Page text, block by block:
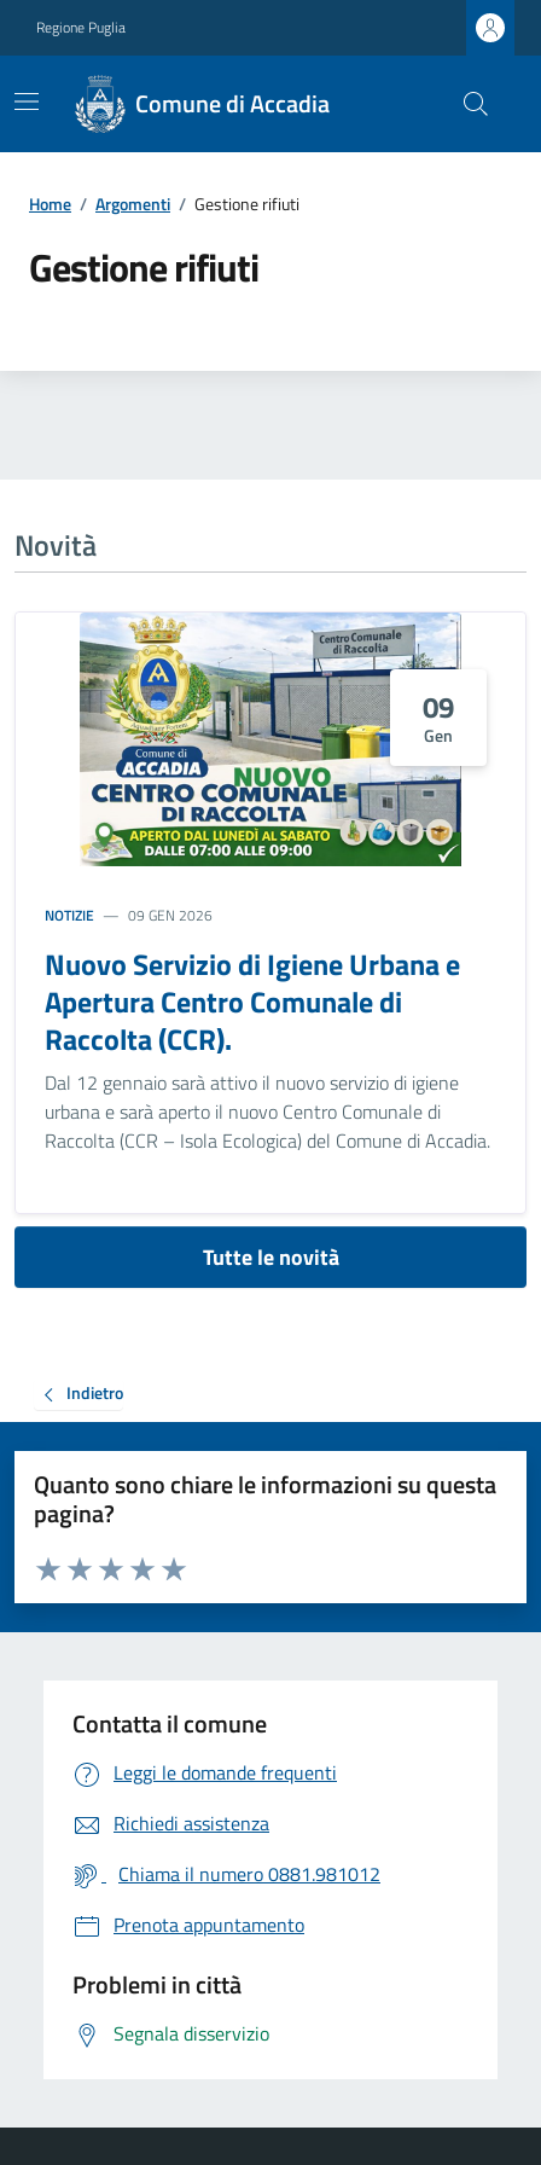
Regione Puglia
Comune di Accadia
Home / Argomenti / Gestione rifiuti
Gestione rifiuti
Novità
09
Gen
NOTIZIE 09 GEN 2026
Nuovo Servizio di Igiene Urbana e
Apertura Centro Comunale di
Raccolta (CCR).
Dal 12 gennaio sarà attivo il nuovo servizio di igiene
urbana e sarà aperto il nuovo Centro Comunale di
Raccolta (CCR – Isola Ecologica) del Comune di Accadia.
Tutte le novità
Indietro
Quanto sono chiare le informazioni su questa
pagina?
Valuta da 1 a 5 stelle la pagina
Valuta 5 stelle su 5
Valuta 4 stelle su 5
Valuta 3 stelle su 5
Valuta 2 stelle su 5
Valuta 1 stelle su 5
Contatta il comune
Leggi le domande frequenti
Richiedi assistenza
Chiama il numero 0881.981012
Prenota appuntamento
Problemi in città
Segnala disservizio